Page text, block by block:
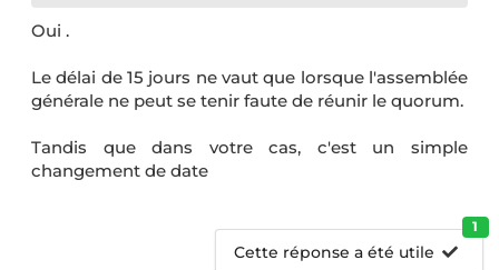
Oui .
Le délai de 15 jours ne vaut que lorsque l'assemblée
générale ne peut se tenir faute de réunir le quorum.
Tandis que dans votre cas, c'est un simple
changement de date
Cette réponse a été utile
1